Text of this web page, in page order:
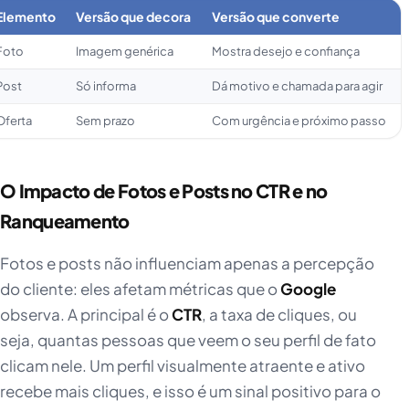
Versão que decora Versão que converte
Imagem genérica Mostra desejo e confiança
Só informa Dá motivo e chamada para agir
Sem prazo Com urgência e próximo passo
O Impacto de Fotos e Posts no CTR e no
Ranqueamento
Fotos e posts não influenciam apenas a percepção
do cliente: eles afetam métricas que oGoogle
observa. A principal é oCTR, a taxa de cliques, ou
seja, quantas pessoas que veem o seu perfil de fato
clicam nele. Um perfil visualmente atraente e ativo
recebe mais cliques, e isso é um sinal positivo para o